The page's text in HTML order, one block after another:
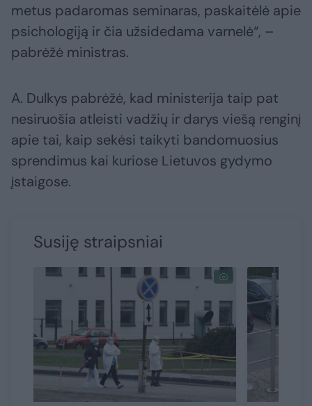
metus padaromas seminaras, paskaitėlė apie
psichologiją ir čia užsidedama varnelė“, –
pabrėžė ministras.
A. Dulkys pabrėžė, kad ministerija taip pat
nesiruošia atleisti vadžių ir darys viešą renginį
apie tai, kaip sekėsi taikyti bandomuosius
sprendimus kai kuriose Lietuvos gydymo
įstaigose.
Susiję straipsniai